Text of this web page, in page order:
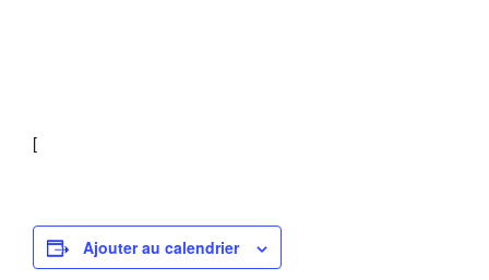
[
Ajouter au calendrier